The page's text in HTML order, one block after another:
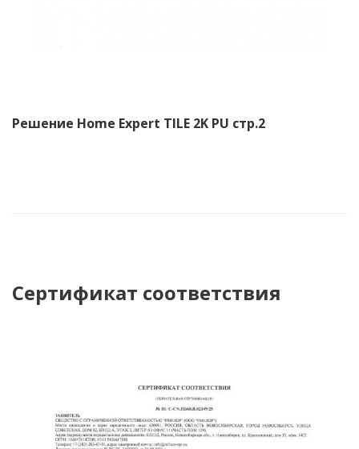
Решение Home Expert TILE 2K PU стр.2
Сертификат соответствия